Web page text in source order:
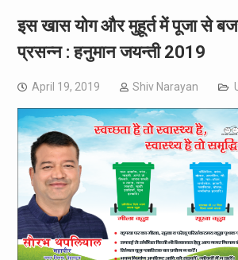
इस खास योग और मुहूर्त में पूजा से
प्रसन्न : हनुमान जयन्ती 2019
April 19, 2019 Shiv Narayan